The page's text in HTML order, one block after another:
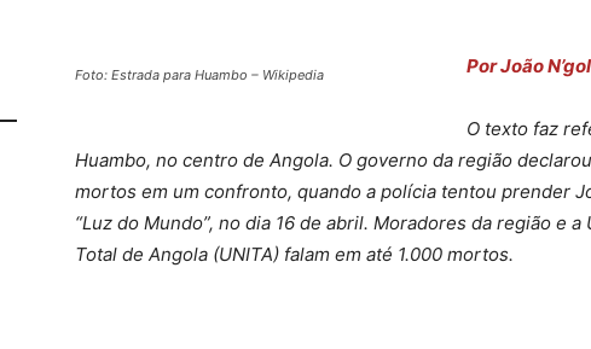
Foto: Estrada para Huambo – Wikipedia Por João
O texto faz
Huambo, no centro de Angola. O governo da região
mortos em um confronto, quando a polícia tentou prender
“Luz do Mundo”, no dia 16 de abril. Moradores da região e
Total de Angola (UNITA) falam em até 1.000 mortos.